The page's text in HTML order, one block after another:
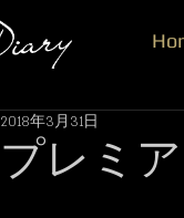
プレミア
2018年3月31日